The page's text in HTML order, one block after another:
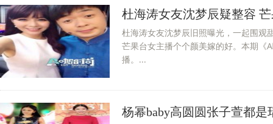
杜海涛女友沈梦辰疑整容
杜海涛女友沈梦辰旧照曝光，一起围观
芒果台女主播个个颜美嫁的好。本期《
播。...
杨幂baby高圆圆张子萱都